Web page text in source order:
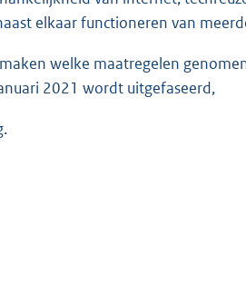
elkaar functioneren van
welke maatregelen
2021 wordt uitgefaseerd,